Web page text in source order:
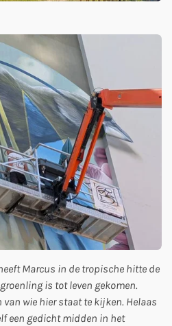
Marcus in de tropische hitte de
is tot leven gekomen.
wie hier staat te kijken. Helaas
een gedicht midden in het